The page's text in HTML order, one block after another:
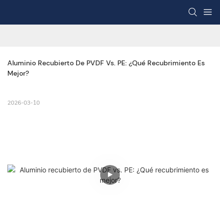
Aluminio Recubierto De PVDF Vs. PE: ¿Qué Recubrimiento Es
Mejor?
2026-03-10